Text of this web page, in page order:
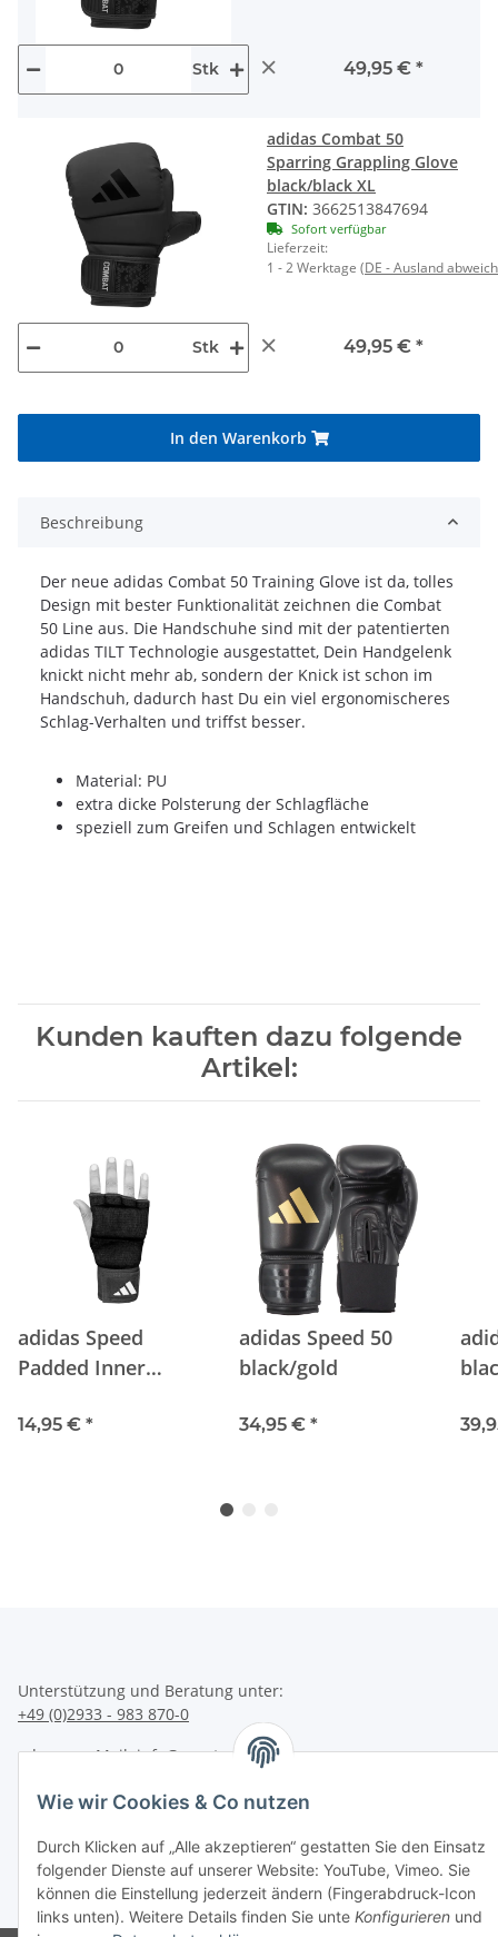
Stk × 49,95 €*
adidas Combat 50
Sparring Grappling Glove
black/black XL
GTIN: 3662513847694
Sofort verfügbar
Lieferzeit:
1 - 2 Werktage (DE - Ausland
Stk × 49,95 €*
In den Warenkorb
Beschreibung
Der neue adidas Combat 50 Training Glove ist da, tolles
Design mit bester Funktionalität zeichnen die Combat
50 Line aus. Die Handschuhe sind mit der patentierten
adidas TILT Technologie ausgestattet, Dein Handgelenk
knickt nicht mehr ab, sondern der Knick ist schon im
Handschuh, dadurch hast Du ein viel ergonomischeres
Schlag-Verhalten und triffst besser.
Material: PU
extra dicke Polsterung der Schlagfläche
speziell zum Greifen und Schlagen entwickelt
Kunden kauften dazu folgende
Artikel:
adidas Speed
Padded Inner
14,95 € *
adidas Speed 50
black/gold
34,95 € *
Unterstützung und Beratung unter:
+49 (0)2933 - 983 870-0
oder per eMail:info@sportart3.com
Gesetzliche Informationen
* Alle Preise inkl. gesetzlicher USt.
Wie wir Cookies & Co nutzen
Durch Klicken auf „Alle akzeptieren“ gestatten Sie den Einsatz
folgender Dienste auf unserer Website: YouTube, Vimeo. Sie
können die Einstellung jederzeit ändern (Fingerabdruck-Icon
links unten). Weitere Details finden Sie unte Konfigurieren und